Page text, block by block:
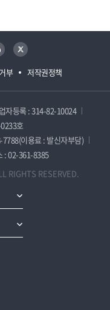
부 저작권정책
트위터
자등록 : 314-82-10024
호
이용료 : 발신자부담)
: 02-361-8385
RIGHTS RESERVED.